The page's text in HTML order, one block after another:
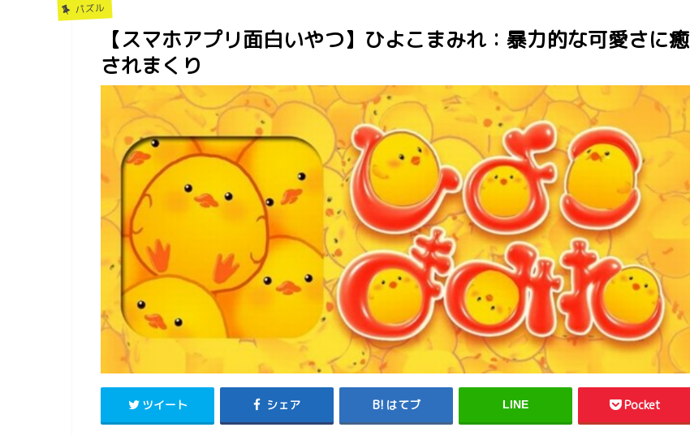
パズル
【スマホアプリ面白いやつ】ひよこまみれ：暴力的な可愛さに癒
されまくり
ツイート シェア はてブ LINE Pocket